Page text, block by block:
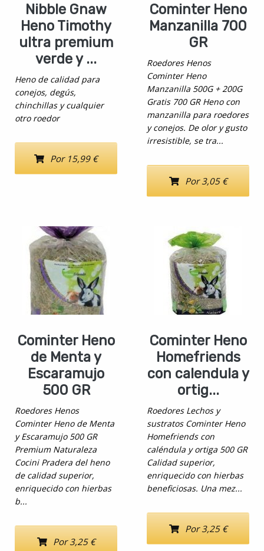
Nibble Gnaw
Heno Timothy
ultra premium
verde y ...
Heno de calidad para
conejos, degús,
chinchillas y cualquier
otro roedor
Por 15,99 €
Cominter Heno
Manzanilla 700
GR
Roedores Henos
Cominter Heno
Manzanilla 500G + 200G
Gratis 700 GR Heno con
manzanilla para roedores
y conejos. De olor y gusto
irresistible, se tra...
Por 3,05 €
Cominter Heno
de Menta y
Escaramujo
500 GR
Roedores Henos
Cominter Heno de Menta
y Escaramujo 500 GR
Premium Naturaleza
Cocini Pradera del heno
de calidad superior,
enriquecido con hierbas
b...
Por 3,25 €
Cominter Heno
Homefriends
con calendula y
ortig...
Roedores Lechos y
sustratos Cominter Heno
Homefriends con
caléndula y ortiga 500 GR
Calidad superior,
enriquecido con hierbas
beneficiosas. Una mez...
Por 3,25 €